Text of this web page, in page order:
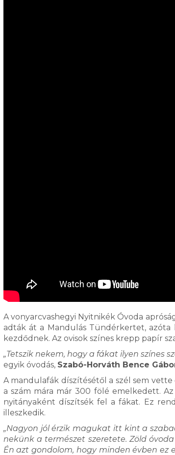
A vonyarcvashegyi Nyitnikék Óvoda
adták át a Mandulás Tündérkertet, azóta
kezdődnek. Az ovisok színes krepp papír
„Tetszik nekem, hogy a fákat ilyen színes
egyik óvodás, Szabó-Horváth Bence
A mandulafák díszítésétől a szél sem
a szám mára már 300 fölé emelkedett.
nyitányaként díszítsék fel a fákat. Ez
illeszkedik.
„Nagyon jól érzik magukat itt kint a
nekünk a természet szeretete. Zöld
Én azt gondolom, hogy minden évben ez